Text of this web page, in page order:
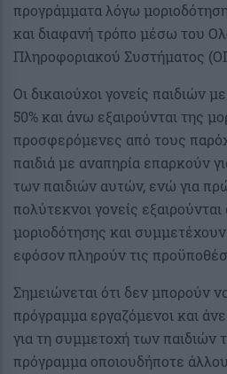
προγράμματα λόγω
και διαφανή τρόπο μέσω του
Πληροφοριακού Συστήματος
Οι δικαιούχοι γονείς παιδιών
50% και άνω εξαιρούνται της
προσφερόμενες από τους
παιδιά με αναπηρία επαρκούν
των παιδιών αυτών, ενώ για
πολύτεκνοι γονείς
μοριοδότησης και
εφόσον πληρούν τις
Σημειώνεται ότι δεν μπορούν
πρόγραμμα εργαζόμενοι και
για τη συμμετοχή των παιδιών
πρόγραμμα οποιουδήποτε